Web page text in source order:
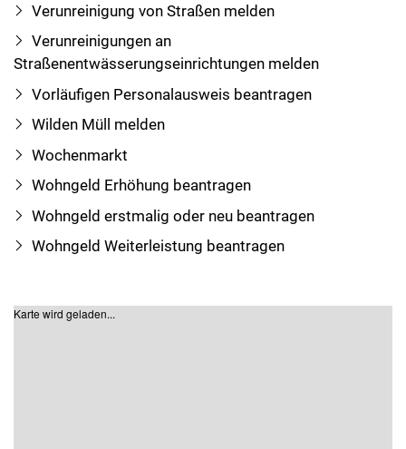
Verunreinigung von Straßen melden
Verunreinigungen an
Straßenentwässerungseinrichtungen melden
Vorläufigen Personalausweis beantragen
Wilden Müll melden
Wochenmarkt
Wohngeld Erhöhung beantragen
Wohngeld erstmalig oder neu beantragen
Wohngeld Weiterleistung beantragen
Karte wird geladen...